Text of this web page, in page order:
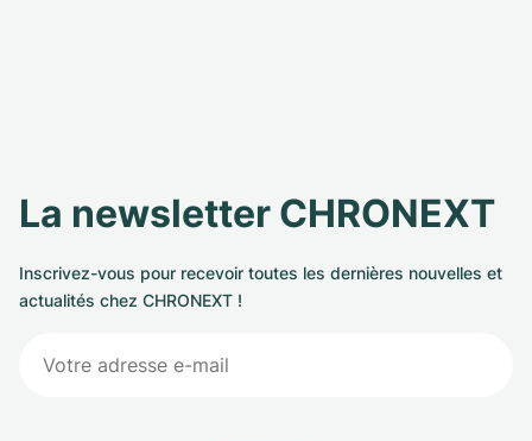
La newsletter CHRONEXT
Inscrivez-vous pour recevoir toutes les dernières nouvelles et
actualités chez CHRONEXT !